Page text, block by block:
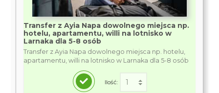
Transfer z Ayia Napa dowolnego miejsca np.
hotelu, apartamentu, willi na lotnisko w
Larnaka dla 5-8 osób
Transfer z Ayia Napa dowolnego miejsca np. hotelu,
apartamentu, willi na lotnisko w Larnaka dla 5-8 osób
Ilość: